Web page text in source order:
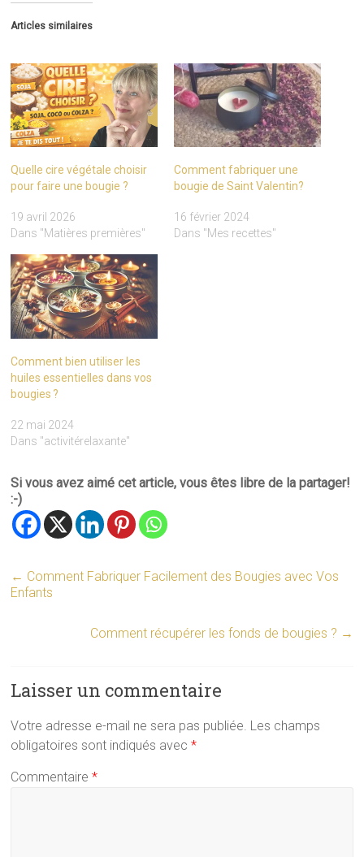
Articles similaires
Quelle cire végétale choisir
pour faire une bougie ?
19 avril 2026
Dans "Matières premières"
Comment fabriquer une
bougie de Saint Valentin?
16 février 2024
Dans "Mes recettes"
Comment bien utiliser les
huiles essentielles dans vos
bougies ?
22 mai 2024
Dans "activitérelaxante"
Si vous avez aimé cet article, vous êtes libre de la partager!
:-)
← Comment Fabriquer Facilement des Bougies avec Vos
Enfants
Comment récupérer les fonds de bougies ? →
Laisser un commentaire
Votre adresse e-mail ne sera pas publiée. Les champs
obligatoires sont indiqués avec*
Commentaire*